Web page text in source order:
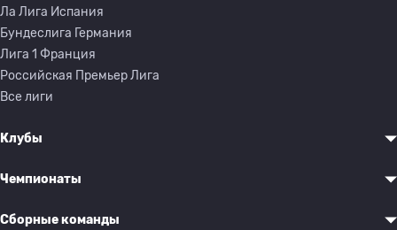
Ла Лига Испания
Бундеслига Германия
Лига 1 Франция
Российская Премьер Лига
Все лиги
Клубы
Чемпионаты
Сборные команды